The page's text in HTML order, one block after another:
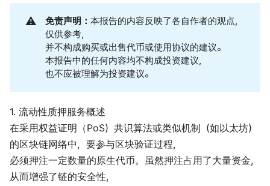
⚠️ 免责声明：本报告的内容反映了各自作者的观点，
仅供参考，
并不构成购买或出售代币或使用协议的建议。
本报告中的任何内容均不构成投资建议，
也不应被理解为投资建议。
1. 流动性质押服务概述
在采用权益证明（PoS）共识算法或类似机制（如以太坊）
的区块链网络中，要参与区块验证过程，
必须押注一定数量的原生代币。虽然押注占用了大量资金，
从而增强了链的安全性，